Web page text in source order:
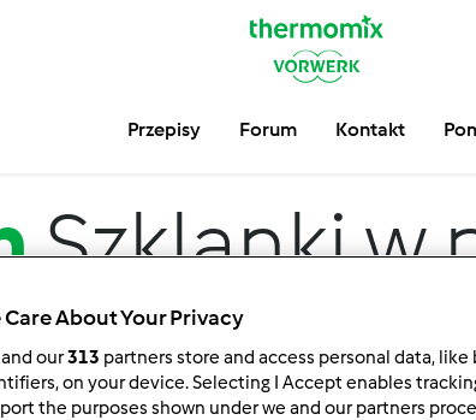
Przepisy Forum Kontakt
Szklanki w
Care About Your Privacy
our313 partners store and access personal data,
on your device. Selecting I Accept enables
the purposes shown under we and our partners